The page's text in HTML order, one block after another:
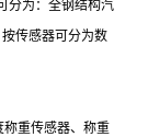
分为：全钢结构汽
传感器可分为数
重传感器、称重